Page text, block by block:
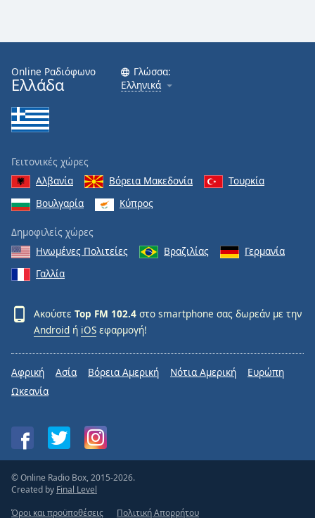
Online Ραδιόφωνο
Ελλάδα
Γλώσσα:
Ελληνικά
Γειτονικές χώρες
Αλβανία
Βόρεια Μακεδονία
Τουρκία
Βουλγαρία
Κύπρος
Δημοφιλείς χώρες
Ηνωμένες Πολιτείες
Βραζιλίας
Γερμανία
Γαλλία
Ακούστε Top FM 102.4 στο smartphone σας δωρεάν με την
Android ή iOS εφαρμογή!
Αφρική Ασία Βόρεια Αμερική Νότια Αμερική
Ευρώπη
Ωκεανία
© Online Radio Box, 2015-2026.
Created by Final Level
Όροι και προϋποθέσεις
Πολιτική Απορρήτου